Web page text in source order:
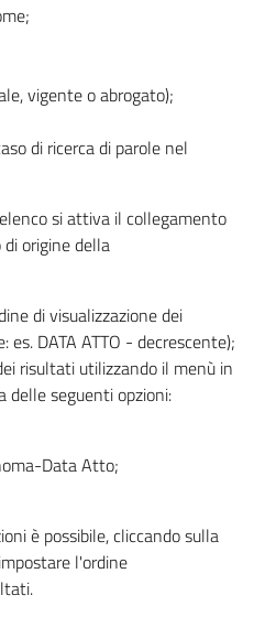
vigente o abrogato);
di ricerca di parole nel
si attiva il collegamento
origine della
di visualizzazione dei
DATA ATTO - decrescente);
risultati utilizzando il menù in
delle seguenti opzioni:
Data Atto;
è possibile, cliccando sulla
l'ordine